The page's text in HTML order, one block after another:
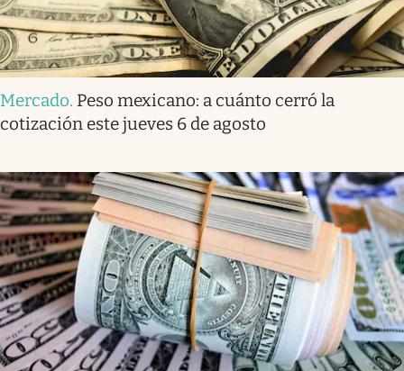
Mercado. Peso mexicano: a cuánto cerró la
cotización este jueves 6 de agosto